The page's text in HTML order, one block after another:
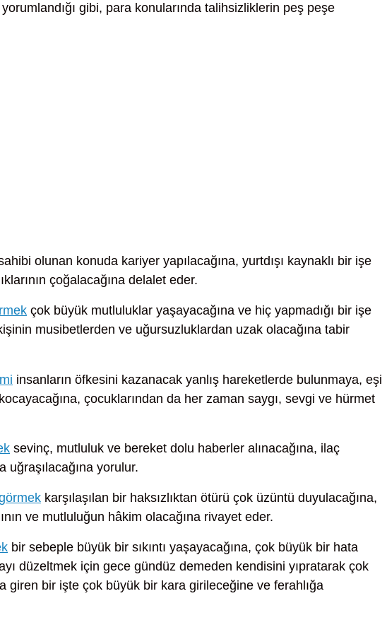
gibi, para konularında talihsizliklerin peş peşe
olunan konuda kariyer yapılacağına, yurtdışı kaynaklı bir işe
çoğalacağına delalet eder.
çok büyük mutluluklar yaşayacağına ve hiç yapmadığı bir işe
musibetlerden ve uğursuzluklardan uzak olacağına tabir
insanların öfkesini kazanacak yanlış hareketlerde bulunmaya, eşi
çocuklarından da her zaman saygı, sevgi ve hürmet
sevinç, mutluluk ve bereket dolu haberler alınacağına, ilaç
uğraşılacağına yorulur.
karşılaşılan bir haksızlıktan ötürü çok üzüntü duyulacağına,
ve mutluluğun hâkim olacağına rivayet eder.
bir sebeple büyük bir sıkıntı yaşayacağına, çok büyük bir hata
düzeltmek için gece gündüz demeden kendisini yıpratarak çok
giren bir işte çok büyük bir kara girileceğine ve ferahlığa